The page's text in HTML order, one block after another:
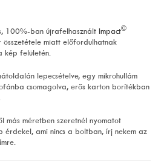
100%-ban újrafelhasznált Impact©
miatt előfordulhatnak
kép felületén.
lepecsételve, egy mikrohullám
csomagolva, erős karton borítékban
más méretben szeretnél nyomatot
érdekel, ami nincs a boltban, írj nekem az